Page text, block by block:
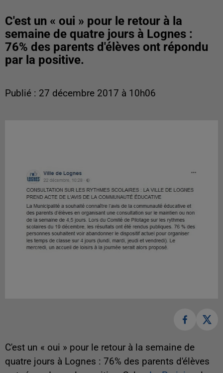
C'est un « oui » pour le retour à la
semaine de quatre jours à Lognes :
76% des parents d'élèves ont répondu
par la positive.
Publié : 27 décembre 2017 à 10h06
C'est un « oui » pour le retour à la semaine de
quatre jours à Lognes : 76% des parents d'élèves